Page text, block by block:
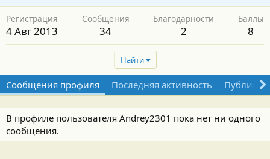
Регистрация
4 Авг 2013
Сообщения
34
Благодарности
2
Баллы
8
Найти
Сообщения профиля Последняя активность
В профиле пользователя Andrey2301 пока нет ни одного
сообщения.